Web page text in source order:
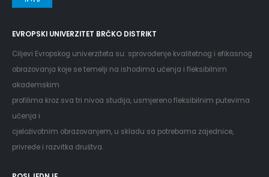
EVROPSKI UNIVERZITET BRČKO DISTRIKT
Ciljevi Evropskog univerziteta su: sprovođenje kvalitetnog i efikasnog
obrazovanja koje se temelji na ishodima učenja i fleksibilnim
akademskim
profilima kroz sva tri nivoa studija, usmjereno fleksibilnim putevima
učenja i
cjeloživotnim obrazovanjem, u skladu sa potrebama zajednice,
privrede i razvitka društva.